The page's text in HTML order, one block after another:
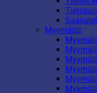
Myymälät